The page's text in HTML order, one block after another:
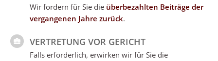
Wir fordern für Sie die überbezahlten Beiträge der
vergangenen Jahre zurück.
VERTRETUNG VOR GERICHT
Falls erforderlich, erwirken wir für Sie die